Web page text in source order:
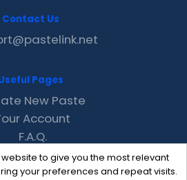
to give you the most relevant
your preferences and repeat visits.
Contact Us
Pages
New Paste
Account
F.A.Q.
Recent
Contact